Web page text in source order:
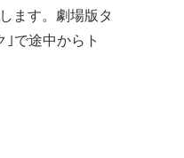
ます。劇場版タ
で途中からト